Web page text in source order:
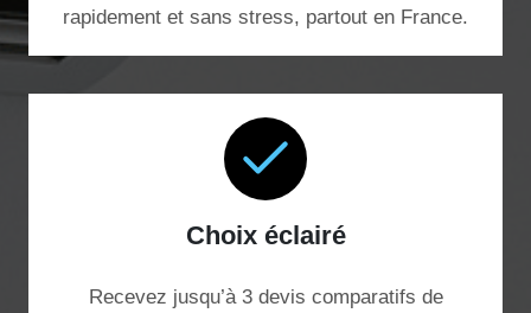
rapidement et sans stress, partout en France.
Choix éclairé
Recevez jusqu’à 3 devis comparatifs de